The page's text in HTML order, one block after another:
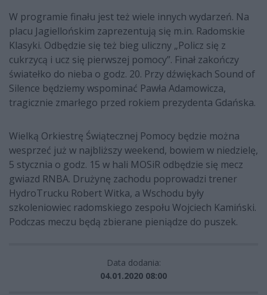
W programie finału jest też wiele innych wydarzeń. Na
placu Jagiellońskim zaprezentują się m.in. Radomskie
Klasyki. Odbędzie się też bieg uliczny „Policz się z
cukrzycą i ucz się pierwszej pomocy”. Finał zakończy
światełko do nieba o godz. 20. Przy dźwiękach Sound of
Silence będziemy wspominać Pawła Adamowicza,
tragicznie zmarłego przed rokiem prezydenta Gdańska.
Wielką Orkiestrę Świątecznej Pomocy będzie można
wesprzeć już w najbliższy weekend, bowiem w niedzielę,
5 stycznia o godz. 15 w hali MOSiR odbędzie się mecz
gwiazd RNBA. Drużynę zachodu poprowadzi trener
HydroTrucku Robert Witka, a Wschodu były
szkoleniowiec radomskiego zespołu Wojciech Kamiński.
Podczas meczu będą zbierane pieniądze do puszek.
Data dodania:
04.01.2020 08:00